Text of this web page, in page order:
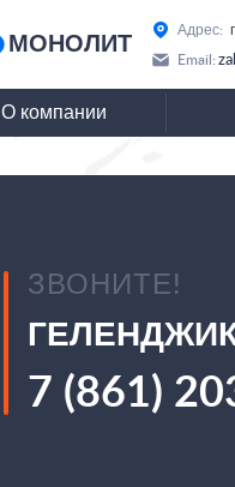
МОНОЛИТ
Адрес:
Email:
О компании
ЗВОНИТЕ!
7 (861)